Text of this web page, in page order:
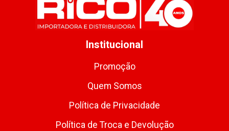
Institucional
Promoção
Quem Somos
Política de Privacidade
Política de Troca e Devolução